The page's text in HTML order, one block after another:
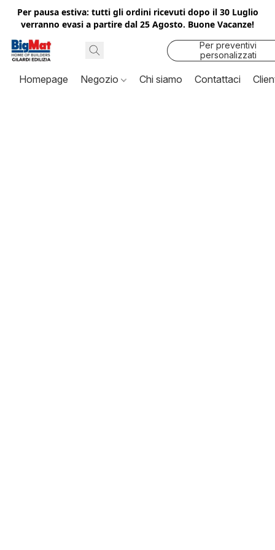
Per pausa estiva: tutti gli ordini ricevuti dopo il 30 Luglio
verranno evasi a partire dal 25 Agosto. Buone Vacanze!
Per preventivi
personalizzati
contattaci
Homepage Negozio Chi siamo Contattaci